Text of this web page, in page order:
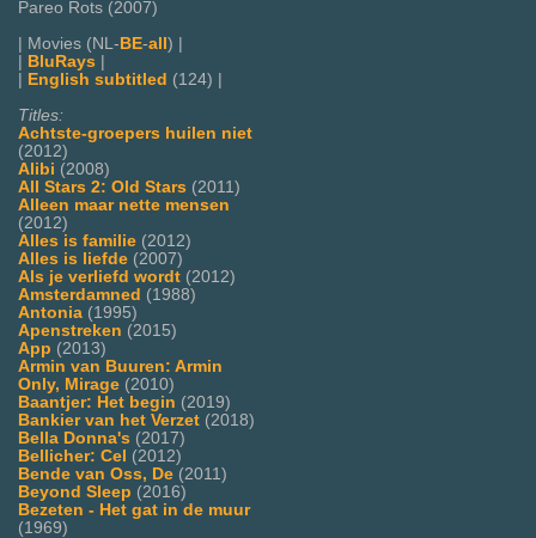
Pareo Rots (2007)
| Movies (NL-BE-all) |
| BluRays |
| English subtitled (124) |
Titles:
Achtste-groepers huilen niet
(2012)
Alibi (2008)
All Stars 2: Old Stars (2011)
Alleen maar nette mensen
(2012)
Alles is familie (2012)
Alles is liefde (2007)
Als je verliefd wordt (2012)
Amsterdamned (1988)
Antonia (1995)
Apenstreken (2015)
App (2013)
Armin van Buuren: Armin
Only, Mirage (2010)
Baantjer: Het begin (2019)
Bankier van het Verzet (2018)
Bella Donna's (2017)
Bellicher: Cel (2012)
Bende van Oss, De (2011)
Beyond Sleep (2016)
Bezeten - Het gat in de muur
(1969)